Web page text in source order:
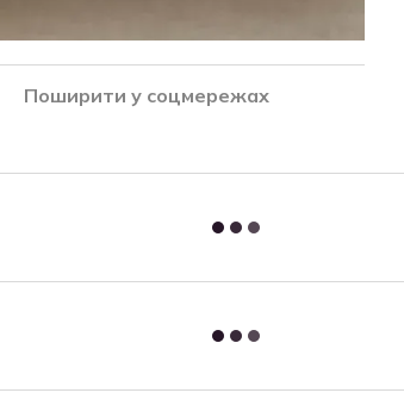
Поширити у соцмережах